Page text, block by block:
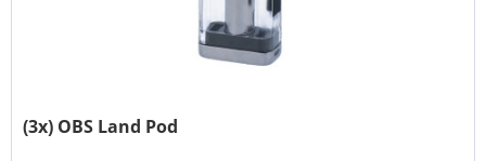
(3x) OBS Land Pod